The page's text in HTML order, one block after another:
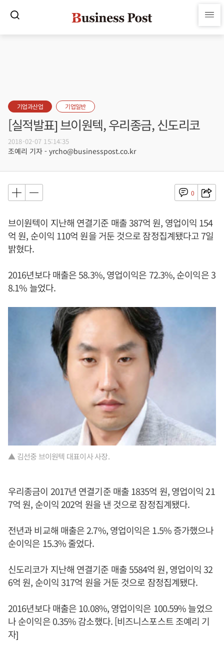
기업과산업 기업일반
[실적발표] 브이원텍, 우리종금, 신도리코
2018-02-07 15:14:35
조예리 기자 - yrcho@businesspost.co.kr
0
브이원텍이 지난해 연결기준 매출 387억 원, 영업이익 154
억 원, 순이익 110억 원을 거둔 것으로 잠정집계됐다고 7일
밝혔다.
2016년보다 매출은 58.3%, 영업이익은 72.3%, 순이익은 3
8.1% 늘었다.
▲ 김선중 브이원텍 대표이사 사장.
우리종금이 2017년 연결기준 매출 1835억 원, 영업이익 21
7억 원, 순이익 202억 원을 낸 것으로 잠정집계됐다.
전년과 비교해 매출은 2.7%, 영업이익은 1.5% 증가했으나
순이익은 15.3% 줄었다.
신도리코가 지난해 연결기준 매출 5584억 원, 영업이익 32
6억 원, 순이익 317억 원을 거둔 것으로 잠정집계됐다.
2016년보다 매출은 10.08%, 영업이익은 100.59% 늘었으
나 순이익은 0.35% 감소했다. [비즈니스포스트 조예리 기
자]